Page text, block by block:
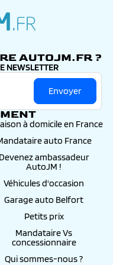
AUTOJM.FR ?
NEWSLETTER
Envoyer
à domicile en France
auto France
Devenez ambassadeur
AutoJM !
Véhicules d'occasion
Garage auto Belfort
Petits prix
Mandataire Vs
concessionnaire
Qui sommes-nous ?